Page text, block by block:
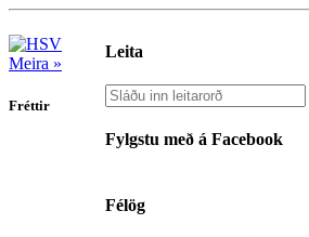
Leita
Fylgstu með á Facebook
Félög
Meira »
Fréttir